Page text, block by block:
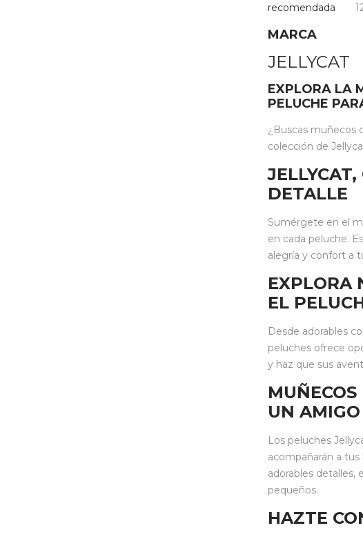
recomendada
MARCA
JELLYCAT
EXPLORA LA
PELUCHE
¿Buscas muñecos
colección de
DETALLE
Sumérgete en el
en cada peluche.
alegría y confort a
EXPLORA
EL
Desde adorables
peluches ofrece
y haz que sus
UN AMIGO
Los peluches
acompañarán a
adorables detalles,
pequeños.
HAZTE